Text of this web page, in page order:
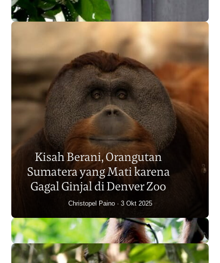
Populasi Orangutan
Sumatera Berkurang 2.700
Individu dalam Satu Dekade?
Junaidi Hanafiah 14 Jul 2026
Kisah Berani, Orangutan
Sumatera yang Mati karena
Gagal Ginjal di Denver Zoo
Christopel Paino 3 Okt 2025